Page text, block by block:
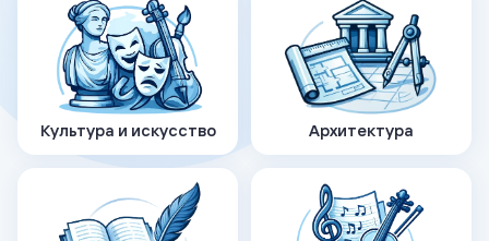
Культура и искусство Архитектура